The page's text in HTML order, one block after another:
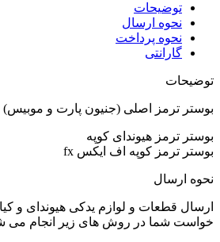
توضیحات
نحوه ارسال
نحوه پرداخت
گارانتی
توضیحات
بوستر ترمز اصلی (جنیون پارت و موبیس)
بوستر ترمز هیوندای کوپه
بوستر ترمز کوپه اف ایکس fx
نحوه ارسال
ارسال قطعات و لوازم یدکی هیوندای و
خواست شما در روش های زیر انجام می